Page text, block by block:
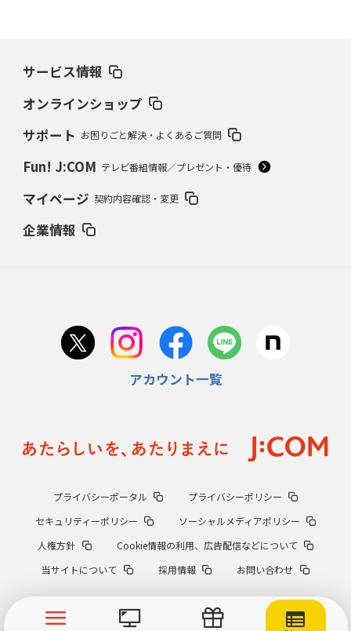
サービス情報
オンラインショップ
サポート お困りごと解決・よくあるご質問
Fun! J:COM テレビ番組情報／プレゼント・優待
マイページ 契約内容確認・変更
企業情報
アカウント一覧
プライバシーポータル
プライバシーポリシー
セキュリティーポリシー
ソーシャルメディアポリシー
人権方針
Cookie情報の利用、広告配信などについて
当サイトについて
採用情報 お問い合わせ